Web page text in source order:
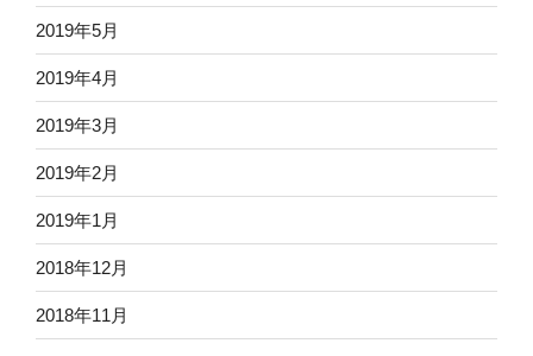
2019年5月
2019年4月
2019年3月
2019年2月
2019年1月
2018年12月
2018年11月